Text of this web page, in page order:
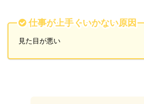
仕事が上手くいかない原因
見た目が悪い